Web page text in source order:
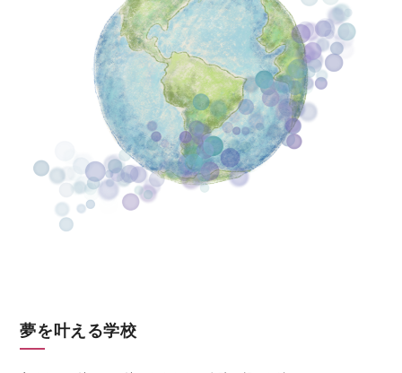
夢を叶える学校